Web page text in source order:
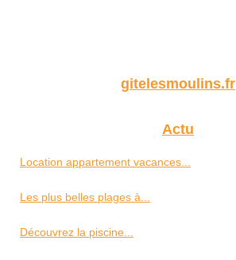
gitelesmoulins.fr
Actu
Location appartement vacances...
Les plus belles plages à...
Découvrez la piscine...